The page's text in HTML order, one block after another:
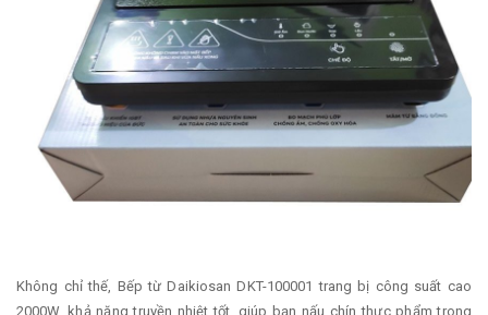
Không chỉ thế, Bếp từ Daikiosan DKT-100001 trang bị công suất cao
2000W, khả năng truyền nhiệt tốt, giúp bạn nấu chín thực phẩm trong